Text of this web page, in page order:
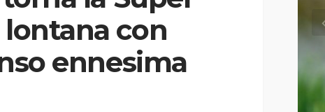
lontana con
ennesima